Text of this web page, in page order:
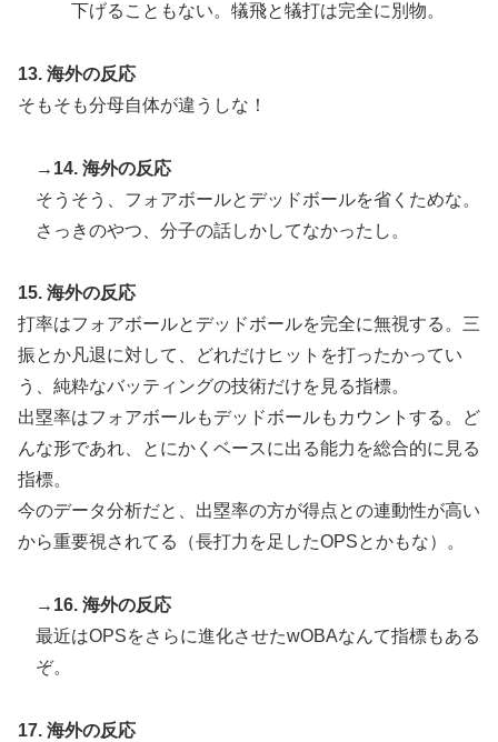
下げることもない。犠飛と犠打は完全に別物。
13. 海外の反応
そもそも分母自体が違うしな！
→14. 海外の反応
そうそう、フォアボールとデッドボールを省くためな。
さっきのやつ、分子の話しかしてなかったし。
15. 海外の反応
打率はフォアボールとデッドボールを完全に無視する。三
振とか凡退に対して、どれだけヒットを打ったかってい
う、純粋なバッティングの技術だけを見る指標。
出塁率はフォアボールもデッドボールもカウントする。ど
んな形であれ、とにかくベースに出る能力を総合的に見る
指標。
今のデータ分析だと、出塁率の方が得点との連動性が高い
から重要視されてる（長打力を足したOPSとかもな）。
→16. 海外の反応
最近はOPSをさらに進化させたwOBAなんて指標もある
ぞ。
17. 海外の反応